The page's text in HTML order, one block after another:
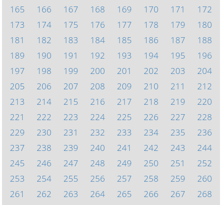
165
166 167 168 169 170 171
172
173
174 175 176 177 178 179
180
181
182 183 184 185 186 187
188
189
190 191 192 193 194 195
196
197
198 199 200 201 202 203
204
205
206 207 208 209 210 211
212
213
214 215 216 217 218 219
220
221
222 223 224 225 226 227
228
229
230 231 232 233 234 235
236
237
238 239 240 241 242 243
244
245
246 247 248 249 250 251
252
253
254 255 256 257 258 259
260
261
262 263 264 265 266 267
268